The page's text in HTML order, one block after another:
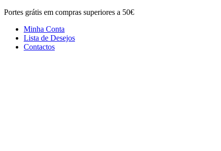
Portes grátis em compras superiores a 50€
Minha Conta
Lista de Desejos
Contactos